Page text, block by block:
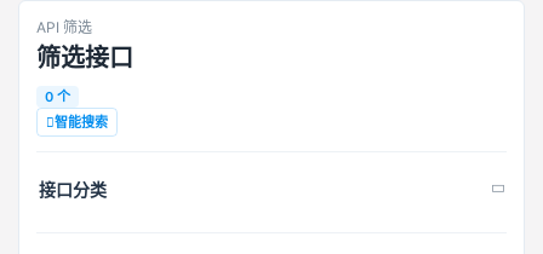
API 筛选
筛选接口
0 个
智能搜索
接口分类